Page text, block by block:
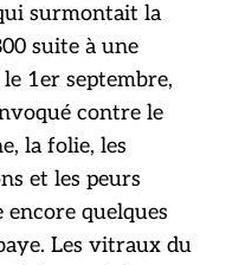
surmontait la
suite à une
1er septembre,
contre le
la folie, les
et les peurs
encore quelques
Les vitraux du